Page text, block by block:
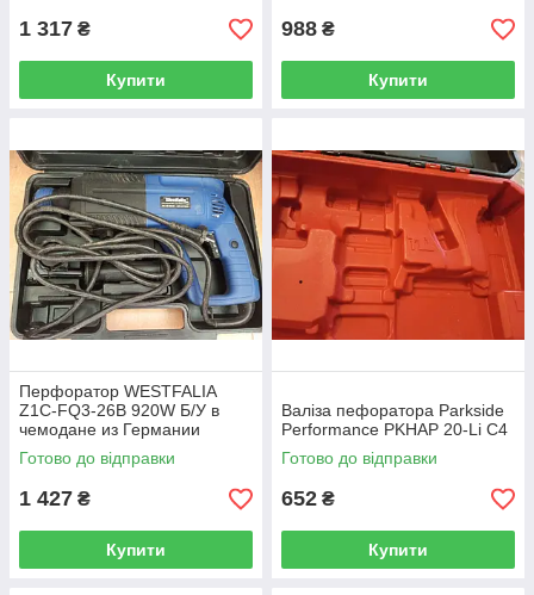
1 317 ₴
Купити
988 ₴
Купити
Перфоратор WESTFALIA
Z1C-FQ3-26B 920W Б/У в
чемодане из Германии
Готово до відправки
1 427 ₴
Купити
Валіза пефоратора Parkside
Performance PKHAP 20-Li C4
Готово до відправки
652 ₴
Купити